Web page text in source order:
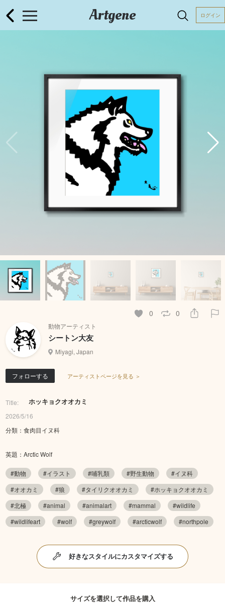
Artgene ログイン
0 0
動物アーティスト
シートン大友
Miyagi, Japan
フォローする アーティストページを見る ＞
Title: ホッキョクオオカミ
2026/5/16
分類：食肉目イヌ科
英題：Arctic Wolf
#動物 #イラスト #哺乳類 #野生動物
#イヌ科
#オオカミ
#狼 #タイリクオオカミ
#ホッキョクオオカミ
#北極
#animal #animalart #mammal
#wildlife
#wildlifeart
#wolf #greywolf #arcticwolf #northpole
好きなスタイルにカスタマイズする
サイズを選択して作品を購入